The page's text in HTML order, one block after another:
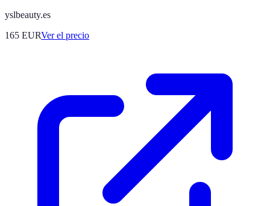
yslbeauty.es
165 EURVer el precio